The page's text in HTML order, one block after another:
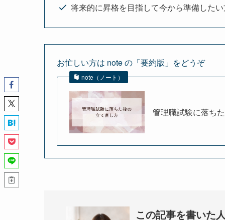
将来的に昇格を目指して今から準備した
お忙しい方は note の「要約版」をどうぞ
note（ノート）
管理職試験に落ち
この記事を書いた